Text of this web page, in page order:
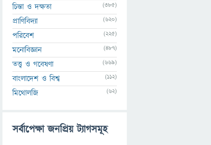
চিন্তা ও দক্ষতা (385)
প্রাণিবিদ্যা (620)
পরিবেশ (225)
মনোবিজ্ঞান (487)
তত্ত্ব ও গবেষণা (669)
বাংলাদেশ ও বিশ্ব (112)
মিথোলজি (62)
সর্বাপেক্ষা জনপ্রিয় ট্যাগসমূহ